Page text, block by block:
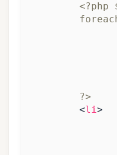
	?>
<li>